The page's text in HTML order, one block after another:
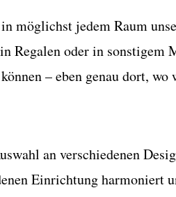
möglichst jedem Raum
Regalen oder in
– eben genau dort,
an verschiedenen
Einrichtung harmoniert